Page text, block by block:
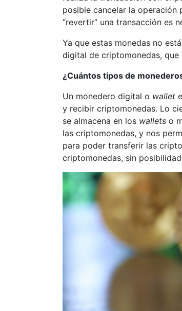
posible cancelar la operación
“revertir” una transacción es
Ya que estas monedas no
digital de criptomonedas, que
¿Cuántos tipos de
Un monedero digital o wallet
y recibir criptomonedas. Lo
se almacena en los wallets o
las criptomonedas, y nos
para poder transferir las
criptomonedas, sin